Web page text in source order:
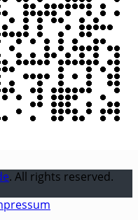
. All rights reserved.